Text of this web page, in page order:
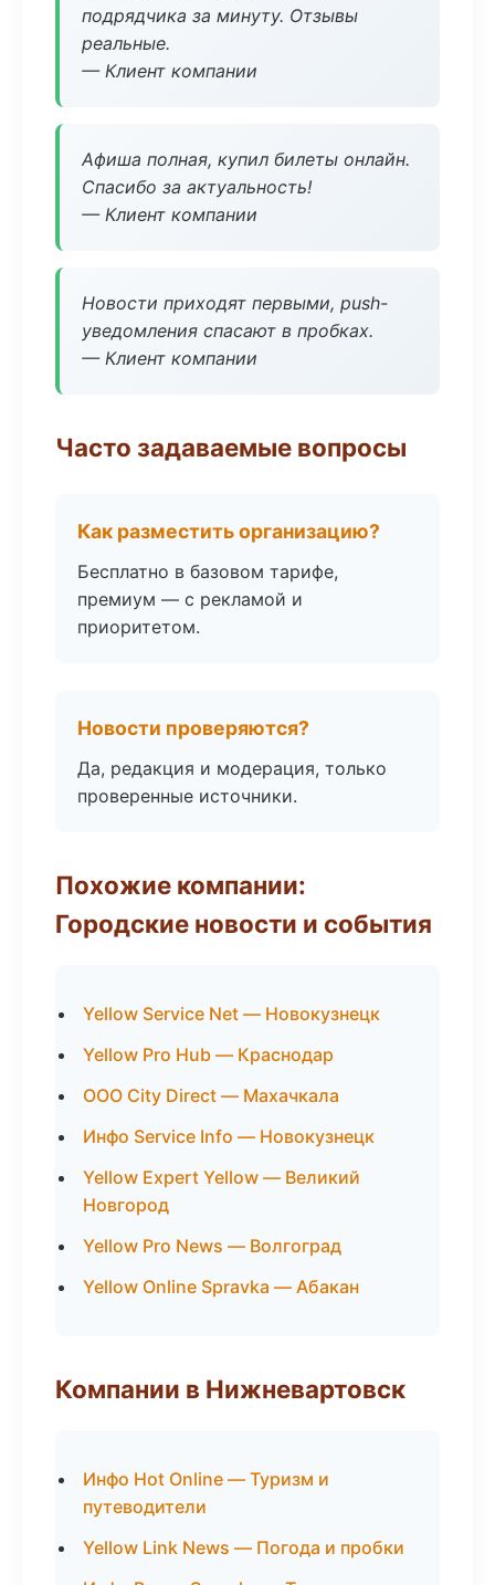
подрядчика за минуту. Отзывы
реальные.
— Клиент компании
Афиша полная, купил билеты онлайн.
Спасибо за актуальность!
— Клиент компании
Новости приходят первыми, push-
уведомления спасают в пробках.
— Клиент компании
Часто задаваемые вопросы
Как разместить организацию?
Бесплатно в базовом тарифе,
премиум — с рекламой и
приоритетом.
Новости проверяются?
Да, редакция и модерация, только
проверенные источники.
Похожие компании:
Городские новости и события
Yellow Service Net — Новокузнецк
Yellow Pro Hub — Краснодар
ООО City Direct — Махачкала
Инфо Service Info — Новокузнецк
Yellow Expert Yellow — Великий
Новгород
Yellow Pro News — Волгоград
Yellow Online Spravka — Абакан
Компании в Нижневартовск
Инфо Hot Online — Туризм и
путеводители
Yellow Link News — Погода и пробки